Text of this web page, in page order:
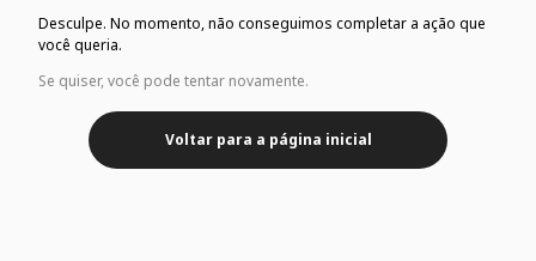
Desculpe. No momento, não conseguimos completar a ação que
você queria.
Se quiser, você pode tentar novamente.
Voltar para a página inicial